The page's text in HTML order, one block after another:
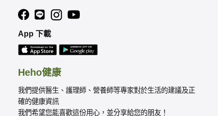
Heho健康
我們提供醫生、護理師、營養師等專家對於生活的建議及正
確的健康資訊
我們希望您能喜歡這份用心，並分享給您的朋友！
App 下載